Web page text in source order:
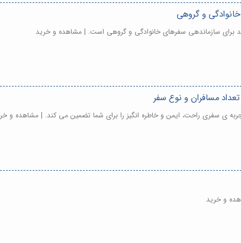
و گروهی
برای سازماندهی سفرهای خانوادگی و گروهی است. | مشاهده و خرید
مسافران و نوع سفر
ی سفری راحت، ایمن و خاطره انگیز را برای شما تضمین می کند. | مشاهده و
و خرید